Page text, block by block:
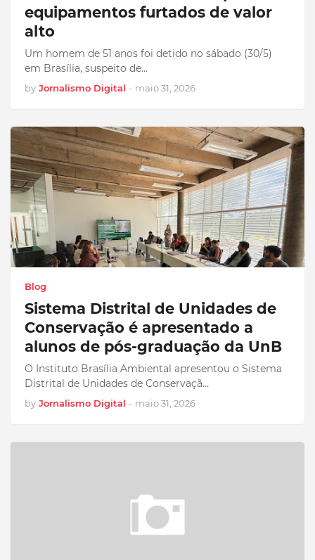
equipamentos furtados de valor
alto
Um homem de 51 anos foi detido no sábado (30/5)
em Brasília, suspeito de…
by Jornalismo Digital - maio 31, 2026
Blog
Sistema Distrital de Unidades de
Conservação é apresentado a
alunos de pós-graduação da UnB
O Instituto Brasília Ambiental apresentou o Sistema
Distrital de Unidades de Conservaçã…
by Jornalismo Digital - maio 31, 2026